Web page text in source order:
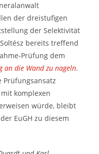
der dreistufigen
der Selektivität
bereits treffend
Prüfung dem
an die Wand zu nageln.
Prüfungsansatz
komplexen
würde, bleibt
EuGH zu diesem